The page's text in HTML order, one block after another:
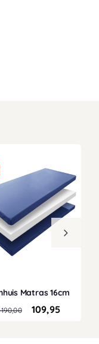
Matras 16cm
109,95